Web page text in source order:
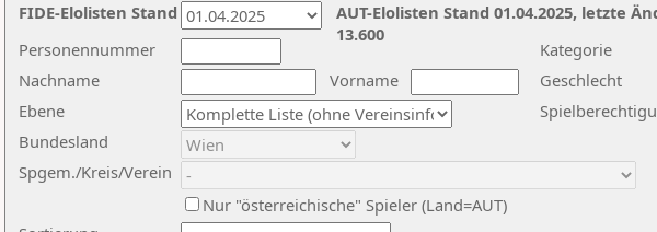
Nachname
Vorname
Ebene
Kategorie
Personennummer
Bundesland
Spgem./Kreis/Verein
Geschlecht
Nur "österreichische" Spieler (Land=AUT)
AUT-Elolisten Stand 01.04.2025, letzte
13.600
FIDE-Elolisten Stand